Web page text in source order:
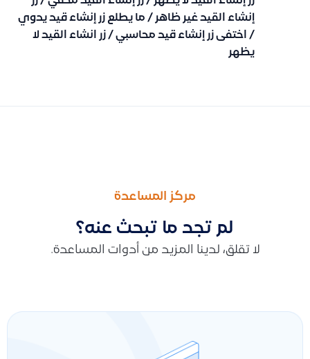
إنشاء القيد غير ظاهر / ما يطلع زر إنشاء قيد يدوي
/ اختفى زر إنشاء قيد محاسبي / زر انشاء القيد لا
يظهر
مركز المساعدة
لم تجد ما تبحث عنه؟
لا تقلق، لدينا المزيد من أدوات المساعدة.